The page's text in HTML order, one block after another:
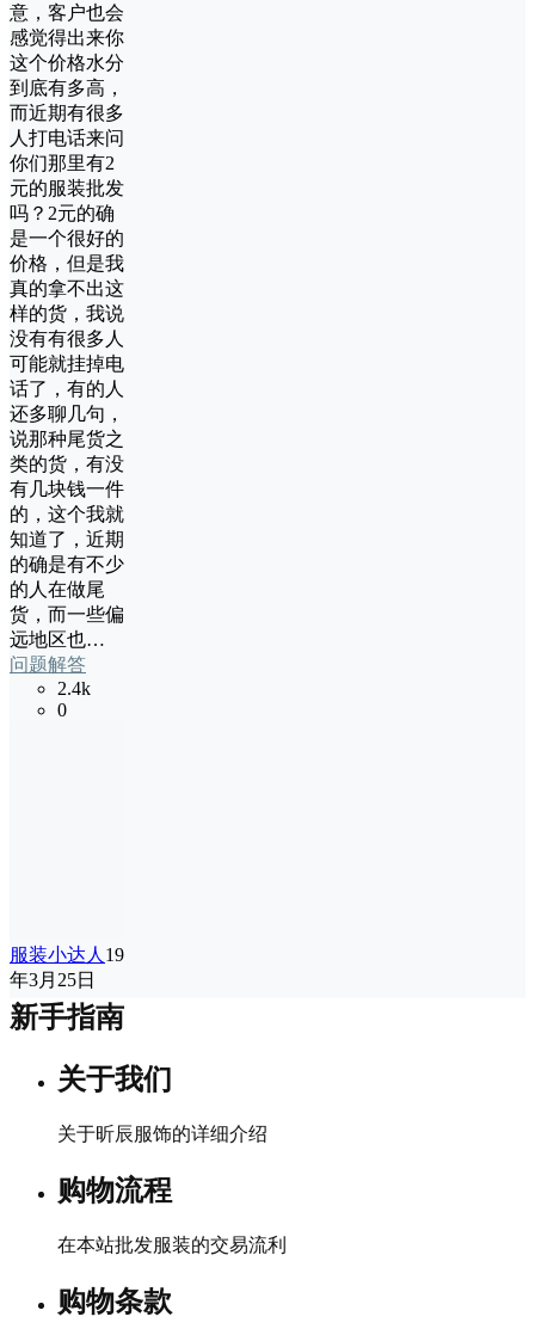
意，客户也会
感觉得出来你
这个价格水分
到底有多高，
而近期有很多
人打电话来问
你们那里有2
元的服装批发
吗？2元的确
是一个很好的
价格，但是我
真的拿不出这
样的货，我说
没有有很多人
可能就挂掉电
话了，有的人
还多聊几句，
说那种尾货之
类的货，有没
有几块钱一件
的，这个我就
知道了，近期
的确是有不少
的人在做尾
货，而一些偏
远地区也…
问题解答
2.4k
0
服装小达人 19
年3月25日
新手指南
关于我们
关于昕辰服饰的详细介绍
购物流程
在本站批发服装的交易流利
购物条款